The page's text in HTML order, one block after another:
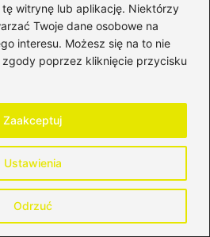
witrynę lub aplikację. Niektórzy
Twoje dane osobowe na
interesu. Możesz się na to nie
poprzez kliknięcie przycisku
Ustawienia
Odrzuć
Zaakceptuj
planowanie budżetu.
rezerwę budżetową na
jest istotna, ponieważ
pojawić się
które wpłyną na
środki pozwolą
w utrzymaniu
nawet w